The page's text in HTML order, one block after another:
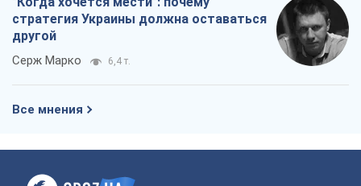
стратегия Украины должна оставаться
другой
Серж Марко 6,4 т.
Все мнения